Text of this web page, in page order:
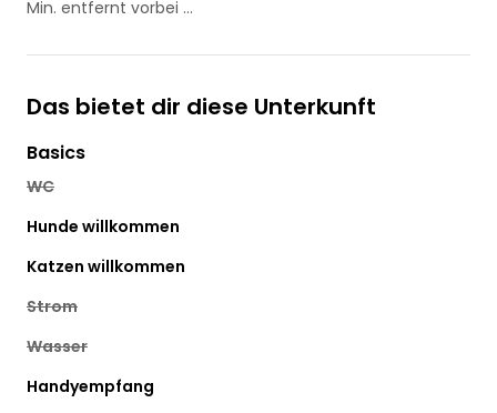
Min. entfernt vorbei ...
Das bietet dir diese Unterkunft
Basics
WC
Hunde willkommen
Katzen willkommen
Strom
Wasser
Handyempfang